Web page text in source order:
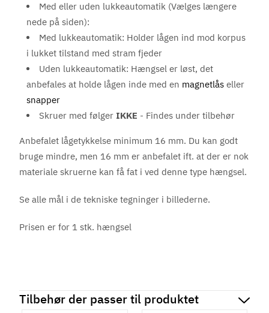
Med eller uden lukkeautomatik (Vælges længere
nede på siden):
Med lukkeautomatik: Holder lågen ind mod korpus
i lukket tilstand med stram fjeder
Uden lukkeautomatik: Hængsel er løst, det
anbefales at holde lågen inde med en magnetlås eller
snapper
Skruer med følger IKKE - Findes under tilbehør
Anbefalet lågetykkelse minimum 16 mm. Du kan godt
bruge mindre, men 16 mm er anbefalet ift. at der er nok
materiale skruerne kan få fat i ved denne type hængsel.
Se alle mål i de tekniske tegninger i billederne.
Prisen er for 1 stk. hængsel
Tilbehør der passer til produktet